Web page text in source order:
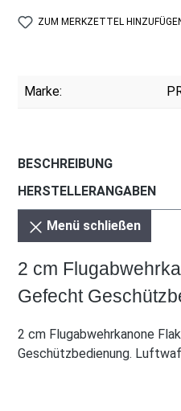
ZUM MERKZETTEL
Marke:
BESCHREIBUNG
HERSTELLERANGABEN
Menü schließen
2 cm
Gefecht
2 cm Flugabwehrkanone
Geschützbedienung.